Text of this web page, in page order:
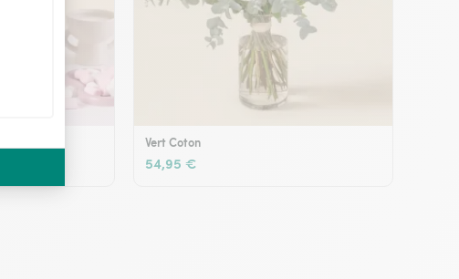
Vert Coton
54,95 €